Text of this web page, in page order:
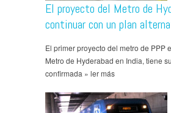
El proyecto del Metro de
continuar con un plan
El primer proyecto del metro de PPP
Metro de Hyderabad en India, tiene
confirmada » ler más